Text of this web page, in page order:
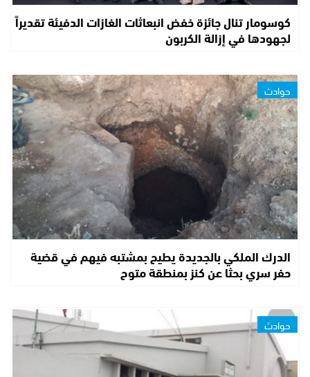
كوسومار تنال جائزة خفض انبعاثات الغازات الدفيئة تقديراً
لجهودها في إزالة الكربون
حوادث
الدرك الملكي بالجديدة يطيح بمشتبه فيهم في قضية
حفر سري بحثا عن كنز بمنطقة متوح
حوادث